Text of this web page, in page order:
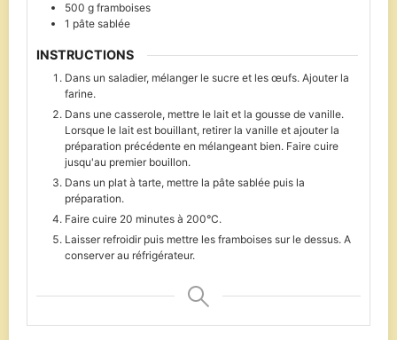
500 g framboises
1 pâte sablée
INSTRUCTIONS
Dans un saladier, mélanger le sucre et les œufs. Ajouter la
farine.
Dans une casserole, mettre le lait et la gousse de vanille.
Lorsque le lait est bouillant, retirer la vanille et ajouter la
préparation précédente en mélangeant bien. Faire cuire
jusqu'au premier bouillon.
Dans un plat à tarte, mettre la pâte sablée puis la
préparation.
Faire cuire 20 minutes à 200°C.
Laisser refroidir puis mettre les framboises sur le dessus. A
conserver au réfrigérateur.